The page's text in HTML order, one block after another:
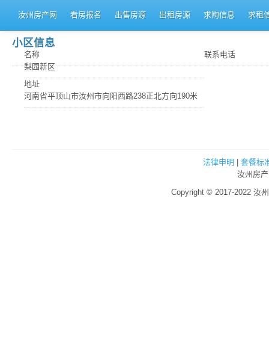
汝州房产网 看房报名 出售房源 出租房源 求购信息 求租
小区信息
名称
梨园新区
地址
河南省平顶山市汝州市向阳西路238正北方向190米
联系电话
法律申明
套餐标
汝州房
Copyright © 2017-2022 汝